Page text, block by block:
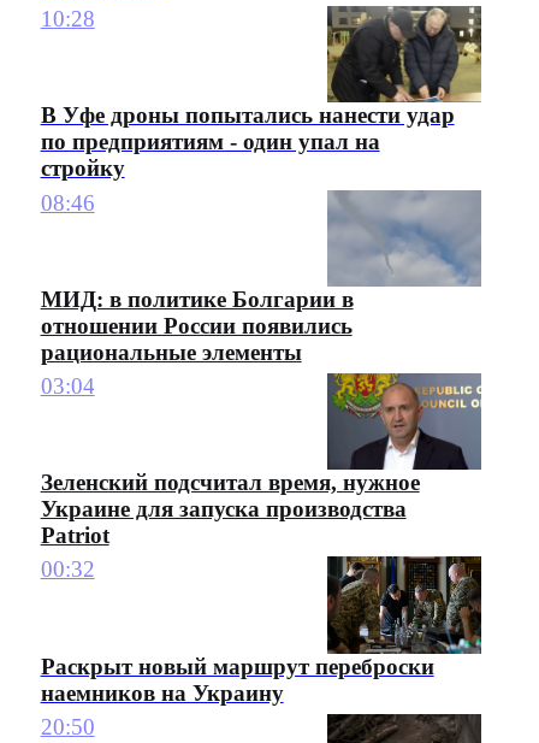
10:28
В Уфе дроны попытались нанести удар
по предприятиям - один упал на
стройку
08:46
МИД: в политике Болгарии в
отношении России появились
рациональные элементы
03:04
Зеленский подсчитал время, нужное
Украине для запуска производства
Patriot
00:32
Раскрыт новый маршрут переброски
наемников на Украину
20:50